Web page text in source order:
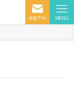
体験予約 MENU